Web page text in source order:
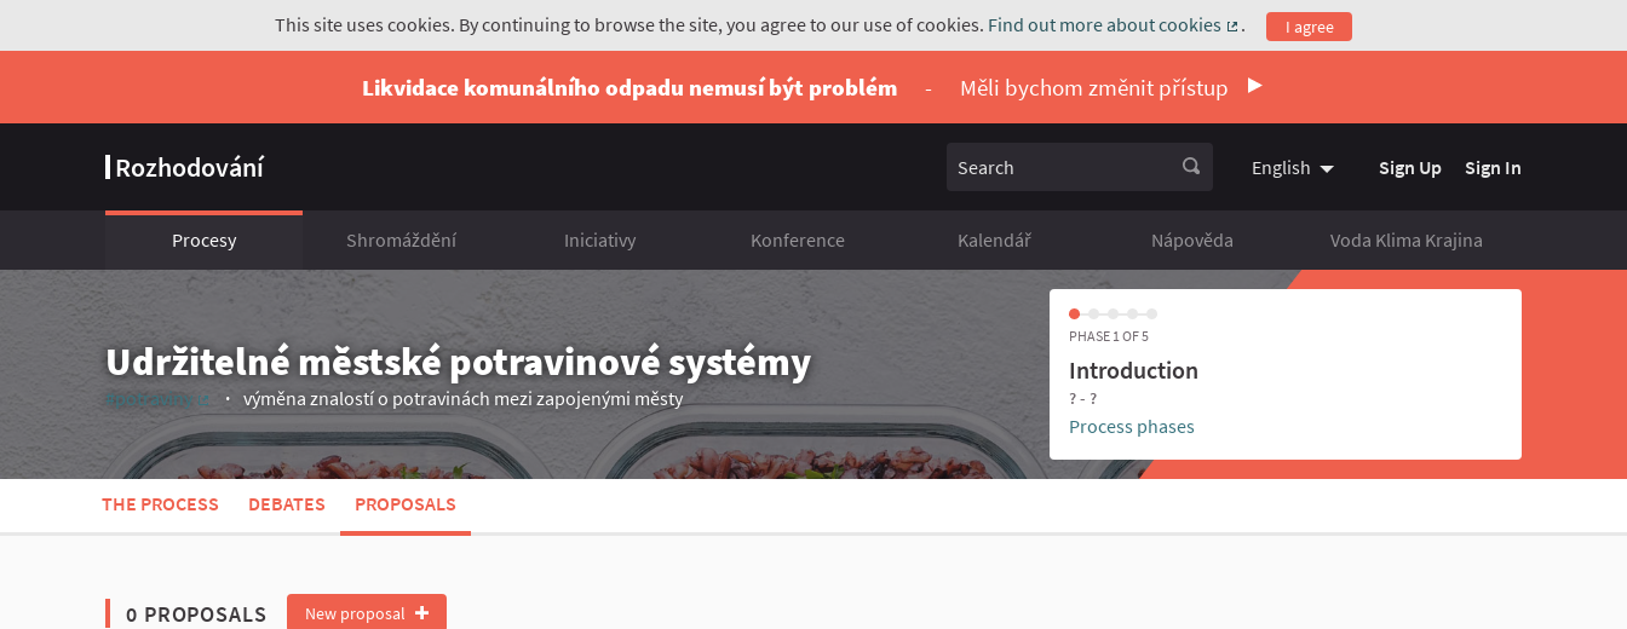
This site uses cookies. By continuing to browse the site, you agree to our use of cookies. Find out more about cookies
(External link)
. I agree
Likvidace komunálního odpadu nemusí být problém - Měli bychom změnit přístup
Rozhodování Search English Vyberte jazyk Choose language
Sign Up Sign In
Procesy Shromáždění Iniciativy Konference Kalendář Nápověda Voda Klima Krajina
Udržitelné městské potravinové systémy
#potraviny
(External link)
výměna znalostí o potravinách mezi zapojenými městy
PHASE 1 OF 5
Introduction
? - ?
Process phases
THE PROCESS DEBATES PROPOSALS
0 PROPOSALS New proposal